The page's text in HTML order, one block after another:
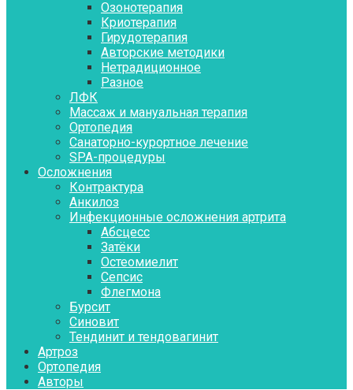
Озонотерапия
Криотерапия
Гирудотерапия
Авторские методики
Нетрадиционное
Разное
ЛФК
Массаж и мануальная терапия
Ортопедия
Санаторно-курортное лечение
SPA-процедуры
Осложнения
Контрактура
Aнкилоз
Инфекционные осложнения артрита
Абсцесс
Затёки
Остеомиелит
Сепсис
Флегмона
Бурсит
Синовит
Тендинит и тендовагинит
Артроз
Ортопедия
Авторы